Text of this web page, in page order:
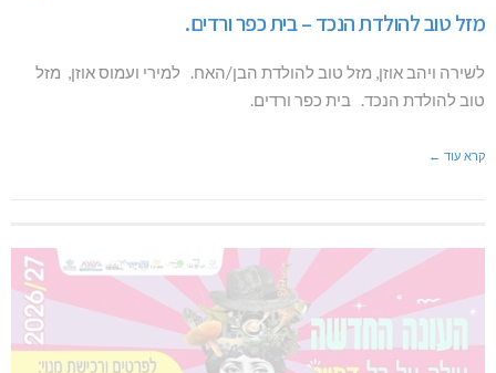
מזל טוב להולדת הנכד – בית כפר ורדים.
לשירה ויהב אוזן, מזל טוב להולדת הבן/האח. למירי ועמוס אוזן, מזל
טוב להולדת הנכד. בית כפר ורדים.
קרא עוד ←